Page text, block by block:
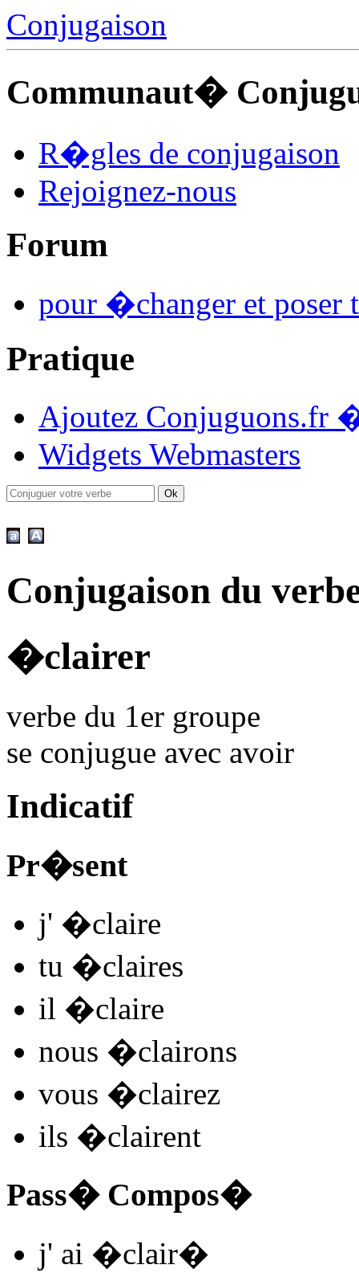
Conjugaison
Communaut�
R�gles de conjugaison
Rejoignez-nous
Forum
pour �changer et poser
Pratique
Ajoutez Conjuguons.fr
Widgets Webmasters
Conjugaison du
�clairer
verbe du 1er groupe
se conjugue avec avoir
Indicatif
Pr�sent
j' �claire
tu �claires
il �claire
nous �clairons
vous �clairez
ils �clairent
Pass� Compos�
j' ai �clair�